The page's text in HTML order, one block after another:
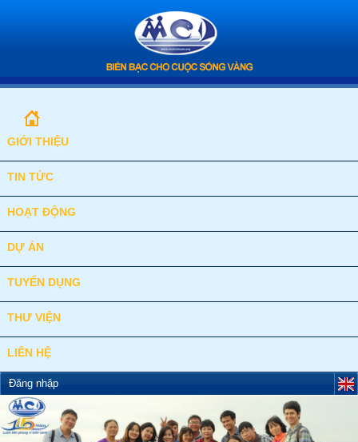
GIỚI THIỆU
TIN TỨC
HOẠT ĐỘNG
DỰ ÁN
TUYỂN DỤNG
THƯ VIỆN
LIÊN HỆ
Đăng nhập